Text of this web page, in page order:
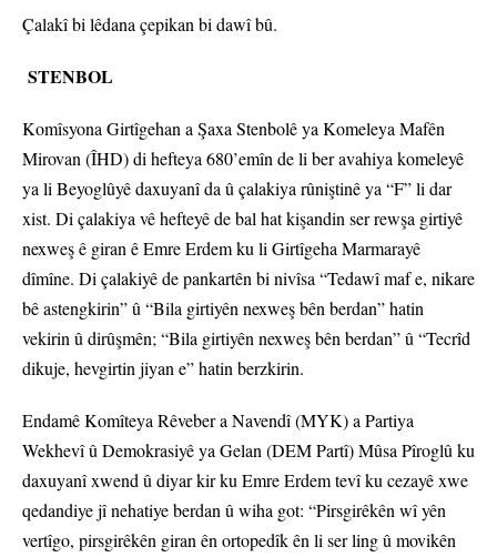
Çalakî bi lêdana çepikan bi dawî bû.
STENBOL
Komîsyona Girtîgehan a Şaxa Stenbolê ya Komeleya Mafên
Mirovan (ÎHD) di hefteya 680’emîn de li ber avahiya komeleyê
ya li Beyoglûyê daxuyanî da û çalakiya rûniştinê ya “F” li dar
xist. Di çalakiya vê hefteyê de bal hat kişandin ser rewşa girtiyê
nexweş ê giran ê Emre Erdem ku li Girtîgeha Marmarayê
dîmîne. Di çalakiyê de pankartên bi nivîsa “Tedawî maf e, nikare
bê astengkirin” û “Bila girtiyên nexweş bên berdan” hatin
vekirin û dirûşmên; “Bila girtiyên nexweş bên berdan” û “Tecrîd
dikuje, hevgirtin jiyan e” hatin berzkirin.
Endamê Komîteya Rêveber a Navendî (MYK) a Partiya
Wekhevî û Demokrasiyê ya Gelan (DEM Partî) Mûsa Pîroglû ku
daxuyanî xwend û diyar kir ku Emre Erdem tevî ku cezayê xwe
qedandiye jî nehatiye berdan û wiha got: “Pirsgirêkên wî yên
vertîgo, pirsgirêkên giran ên ortopedîk ên li ser ling û movikên